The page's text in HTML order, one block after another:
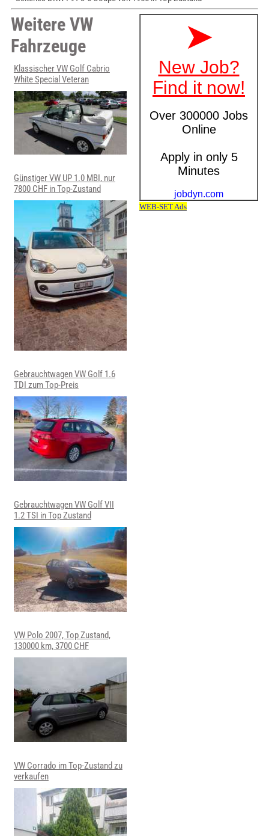
Weitere VW
Fahrzeuge
Klassischer VW Golf Cabrio
White Special Veteran
Günstiger VW UP 1.0 MBI, nur
7800 CHF in Top-Zustand
Gebrauchtwagen VW Golf 1.6
TDI zum Top-Preis
Gebrauchtwagen VW Golf VII
1.2 TSI in Top Zustand
VW Polo 2007, Top Zustand,
130000 km, 3700 CHF
VW Corrado im Top-Zustand zu
verkaufen